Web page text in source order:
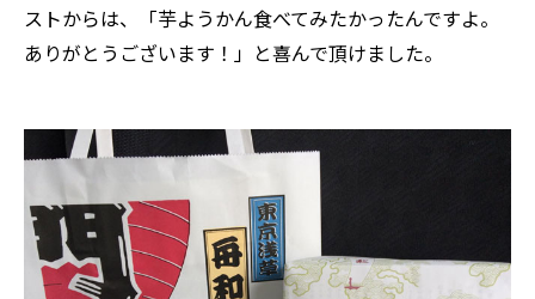
ストからは、「芋ようかん食べてみたかったんですよ。
ありがとうございます！」と喜んで頂けました。